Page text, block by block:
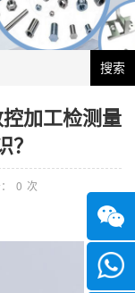
搜索
加工检测量
0 次
微信